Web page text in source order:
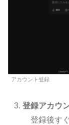
アカウント登録
登録アカウ
登録後す